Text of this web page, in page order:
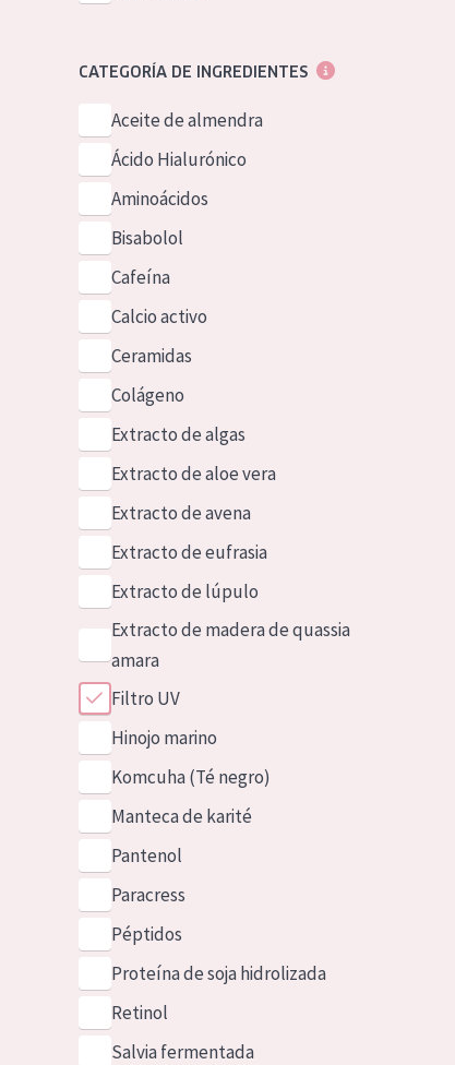
CATEGORÍA DE INGREDIENTES
Aceite de almendra
Ácido Hialurónico
Aminoácidos
Bisabolol
Cafeína
Calcio activo
Ceramidas
Colágeno
Extracto de algas
Extracto de aloe vera
Extracto de avena
Extracto de eufrasia
Extracto de lúpulo
Extracto de madera de quassia
amara
Filtro UV
Hinojo marino
Komcuha (Té negro)
Manteca de karité
Pantenol
Paracress
Péptidos
Proteína de soja hidrolizada
Retinol
Salvia fermentada